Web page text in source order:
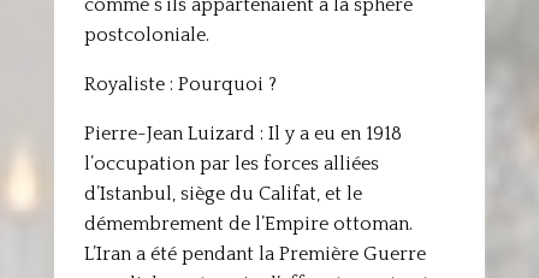
comme s’ils appartenaient à la sphère
postcoloniale.
Royaliste : Pourquoi ?
Pierre-Jean Luizard : Il y a eu en 1918
l’occupation par les forces alliées
d’Istanbul, siège du Califat, et le
démembrement de l’Empire ottoman.
L’Iran a été pendant la Première Guerre